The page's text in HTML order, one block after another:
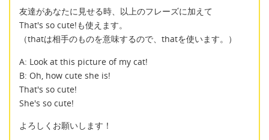
友達があなたに見せる時、以上のフレーズに加えて
That's so cute!も使えます。
（thatは相手のものを意味するので、thatを使います。）
A: Look at this picture of my cat!
B: Oh, how cute she is!
That's so cute!
She's so cute!
よろしくお願いします！